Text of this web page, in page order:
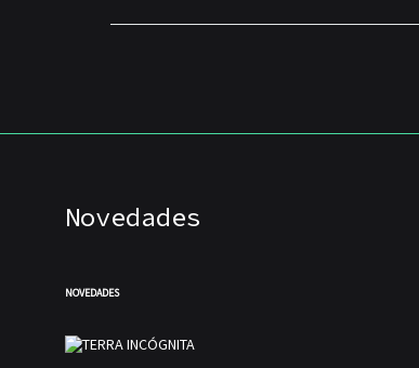
Novedades
NOVEDADES